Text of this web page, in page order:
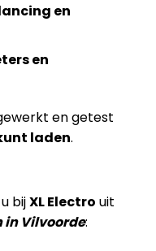
en
en
en getest
laden.
bijXL Electro uit
Vilvoorde: